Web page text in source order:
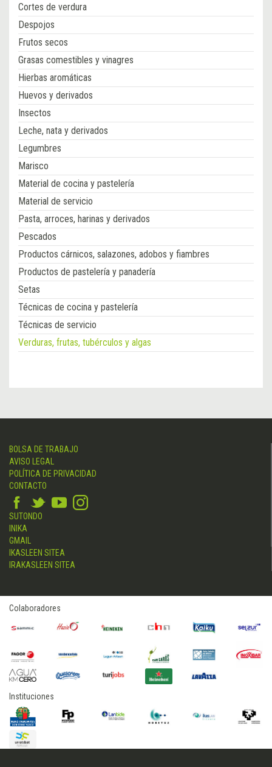
Cortes de verdura
Despojos
Frutos secos
Grasas comestibles y vinagres
Hierbas aromáticas
Huevos y derivados
Insectos
Leche, nata y derivados
Legumbres
Marisco
Material de cocina y pastelería
Material de servicio
Pasta, arroces, harinas y derivados
Pescados
Productos cárnicos, salazones, adobos y fiambres
Productos de pastelería y panadería
Setas
Técnicas de cocina y pastelería
Técnicas de servicio
Verduras, frutas, tubérculos y algas
BOLSA DE TRABAJO
AVISO LEGAL
POLÍTICA DE PRIVACIDAD
CONTACTO
SUTONDO
INIKA
GMAIL
IKASLEEN SITEA
IRAKASLEEN SITEA
Colaboradores
Instituciones